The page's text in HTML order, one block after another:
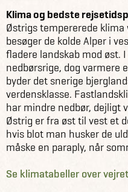
Klima og bedste
Østrigs tempererede
besøger de kolde Alper i
fladere landskab mod øst.
nedbørsrige, dog varmere
byder det snerige
verdensklasse.
har mindre nedbør, dejligt
Østrig er fra øst til vest et
hvis blot man husker de
måske en paraply, når
Se klimatabeller over